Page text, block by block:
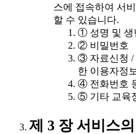
스에 접속하여 서
할 수 있습니다.
① 성명 및 생
② 비밀번호
③ 자료신청 /
한 이용자정보
④ 전화번호
⑤ 기타 교육
제 3 장 서비스